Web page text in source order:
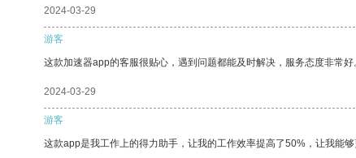
2024-03-29
游客
这款加速器app的客服很贴心，遇到问题都能及时解决，服务态度非常好
2024-03-29
游客
这款app是我工作上的得力助手，让我的工作效率提高了50%，让我能够